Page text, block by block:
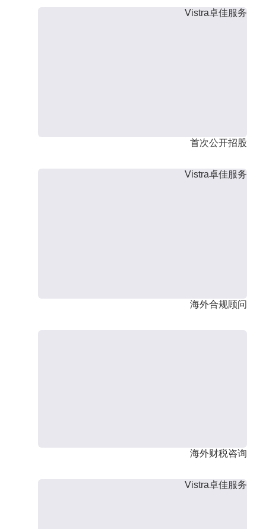
Vistra卓佳服务
首次公开招股
Vistra卓佳服务
海外合规顾问
海外财税咨询
Vistra卓佳服务